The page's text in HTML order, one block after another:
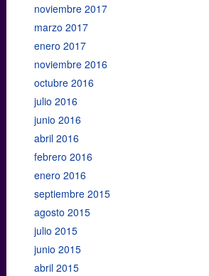
noviembre 2017
marzo 2017
enero 2017
noviembre 2016
octubre 2016
julio 2016
junio 2016
abril 2016
febrero 2016
enero 2016
septiembre 2015
agosto 2015
julio 2015
junio 2015
abril 2015